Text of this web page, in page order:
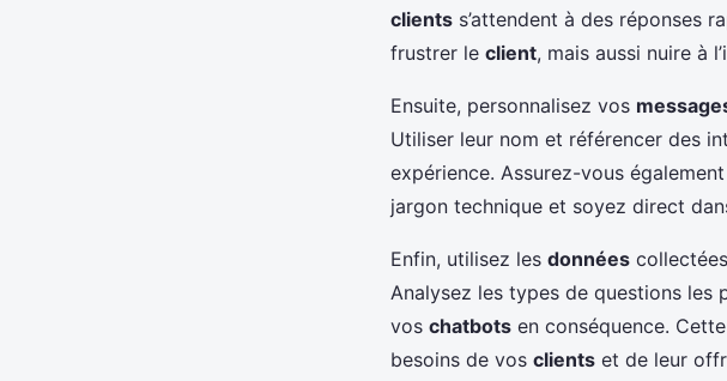
clients s’attendent à des réponses
frustrer le client, mais aussi nuire à
Ensuite, personnalisez vos
Utiliser leur nom et référencer des
expérience. Assurez-vous
jargon technique et soyez direct
Enfin, utilisez les données
Analysez les types de questions
vos chatbots en conséquence.
besoins de vos clients et de leur